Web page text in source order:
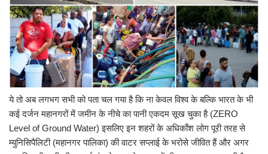
ये तो अब लगभग सभी को पता चल गया है कि ना केवल विश्व के बल्कि भारत के भी
कई दर्जन महानगरों में जमीन के नीचे का पानी एकदम सूख चुका है (ZERO
Level of Ground Water) इसलिए इन शहरों के अधिकाँश लोग पूरी तरह से
म्युनिसिपैलिटी (महानगर पालिका) की वाटर सप्लाई के भरोसे जीवित हैं और अगर